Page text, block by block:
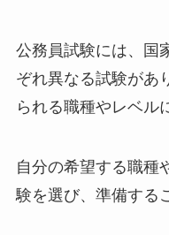
公務員試験には、国
ぞれ異なる試験があ
られる職種やレベル
自分の希望する職種
験を選び、準備する